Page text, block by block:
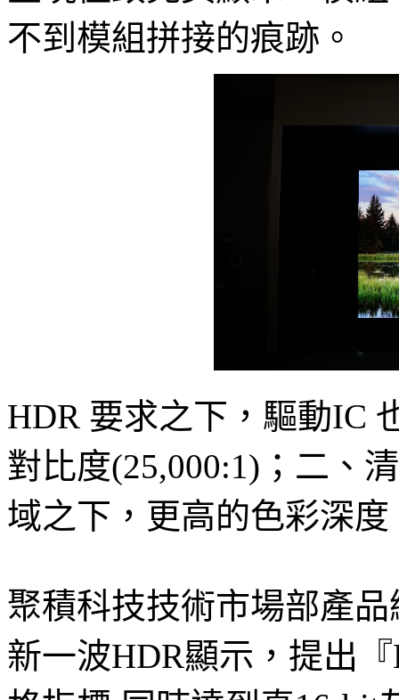
不到模組拼接的痕跡。
HDR 要求之下，驅動IC
對比度(25,000:1)；二、
域之下，更高的色彩深度
聚積科技技術市場部產
新一波HDR顯示，提出